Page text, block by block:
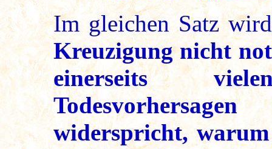
Im gleichen Satz
Kreuzigung nicht
einerseits
widerspricht,